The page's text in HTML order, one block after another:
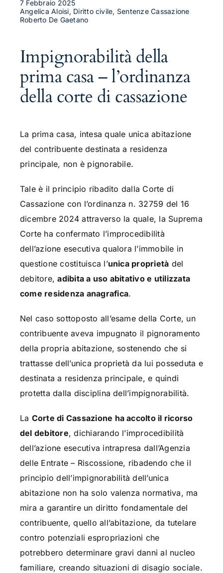
7 Febbraio 2025
Angelica Aloisi, Diritto civile, Sentenze Cassazione
Roberto De Gaetano
Impignorabilità della
prima casa – l’ordinanza
della corte di cassazione
La prima casa, intesa quale unica abitazione
del contribuente destinata a residenza
principale, non è pignorabile.
Tale è il principio ribadito dalla Corte di
Cassazione con l’ordinanza n. 32759 del 16
dicembre 2024 attraverso la quale, la Suprema
Corte ha confermato l’improcedibilità
dell’azione esecutiva qualora l’immobile in
questione costituisca l’unica proprietà del
debitore,adibita a uso abitativo e utilizzata
come residenza anagrafica.
Nel caso sottoposto all’esame della Corte, un
contribuente aveva impugnato il pignoramento
della propria abitazione, sostenendo che si
trattasse dell’unica proprietà da lui posseduta e
destinata a residenza principale, e quindi
protetta dalla disciplina dell’impignorabilità.
La Corte di Cassazione ha accolto il ricorso
del debitore, dichiarando l’improcedibilità
dell’azione esecutiva intrapresa dall’Agenzia
delle Entrate – Riscossione, ribadendo che il
principio dell’impignorabilità dell’unica
abitazione non ha solo valenza normativa, ma
mira a garantire un diritto fondamentale del
contribuente, quello all’abitazione, da tutelare
contro potenziali espropriazioni che
potrebbero determinare gravi danni al nucleo
familiare, creando situazioni di disagio sociale.